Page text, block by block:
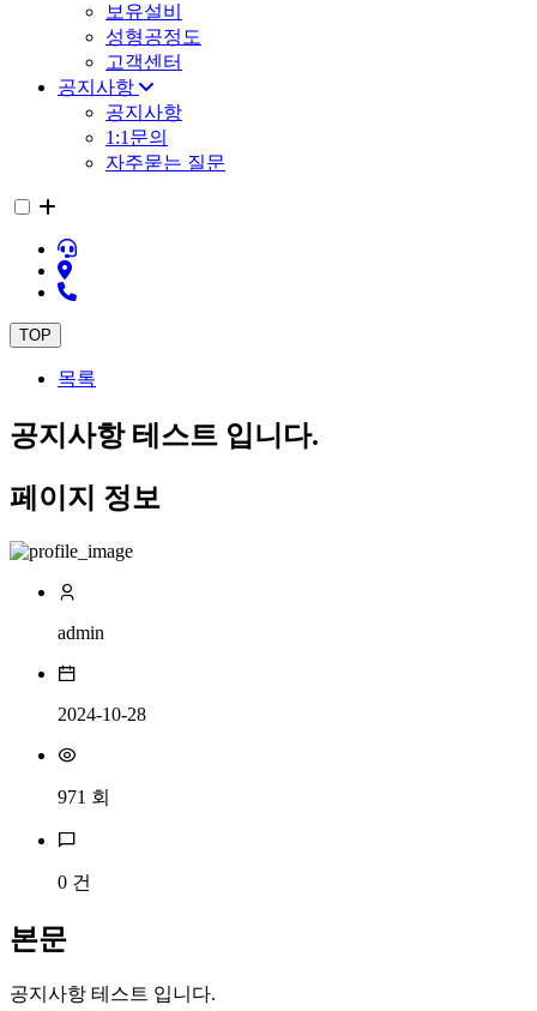
보유설비
성형공정도
고객센터
공지사항
공지사항
1:1문의
자주묻는 질문
TOP
목록
공지사항 테스트 입니다.
페이지 정보
admin
2024-10-28
971 회
0 건
본문
공지사항 테스트 입니다.